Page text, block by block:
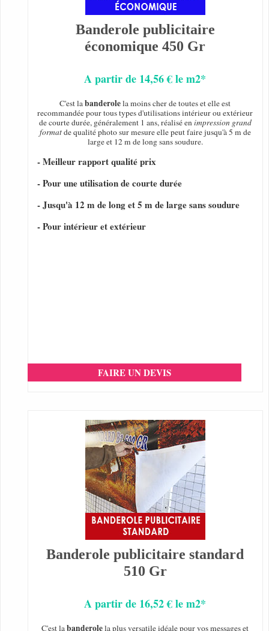
Banderole publicitaire
économique 450 Gr
A partir de 14,56 € le m2*
C'est labanderolela moins cher de toutes et elle est
recommandée pour tous types d'utilisations intérieur ou extérieur
de courte durée, généralement 1 ans, réalisé enimpression grand
formatde qualité photo sur mesure elle peut faire jusqu'à 5 m de
large et 12 m de long sans soudure.
- Meilleur rapport qualité prix
- Pour une utilisation de courte durée
- Jusqu'à 12 m de long et 5 m de large sans soudure
- Pour intérieur et extérieur
FAIRE UN DEVIS
Banderole publicitaire standard
510 Gr
A partir de 16,52 € le m2*
C'est labanderolela plus versatile idéale pour vos messages et